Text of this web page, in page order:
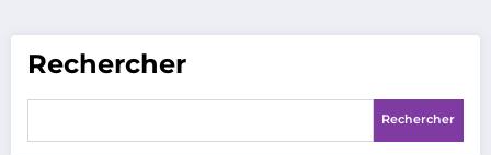
Rechercher
Rechercher